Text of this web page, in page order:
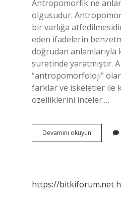
Antropomorfik ne
olgusudur.
bir varlığa
eden ifadelerin
doğrudan anlamlarıyla
suretinde yaratmıştır.
“antropomorfoloji”
farklar ve iskeletler ile
özelliklerini inceler.…
Devamını okuyun
Kap
https://bitkiforum.net